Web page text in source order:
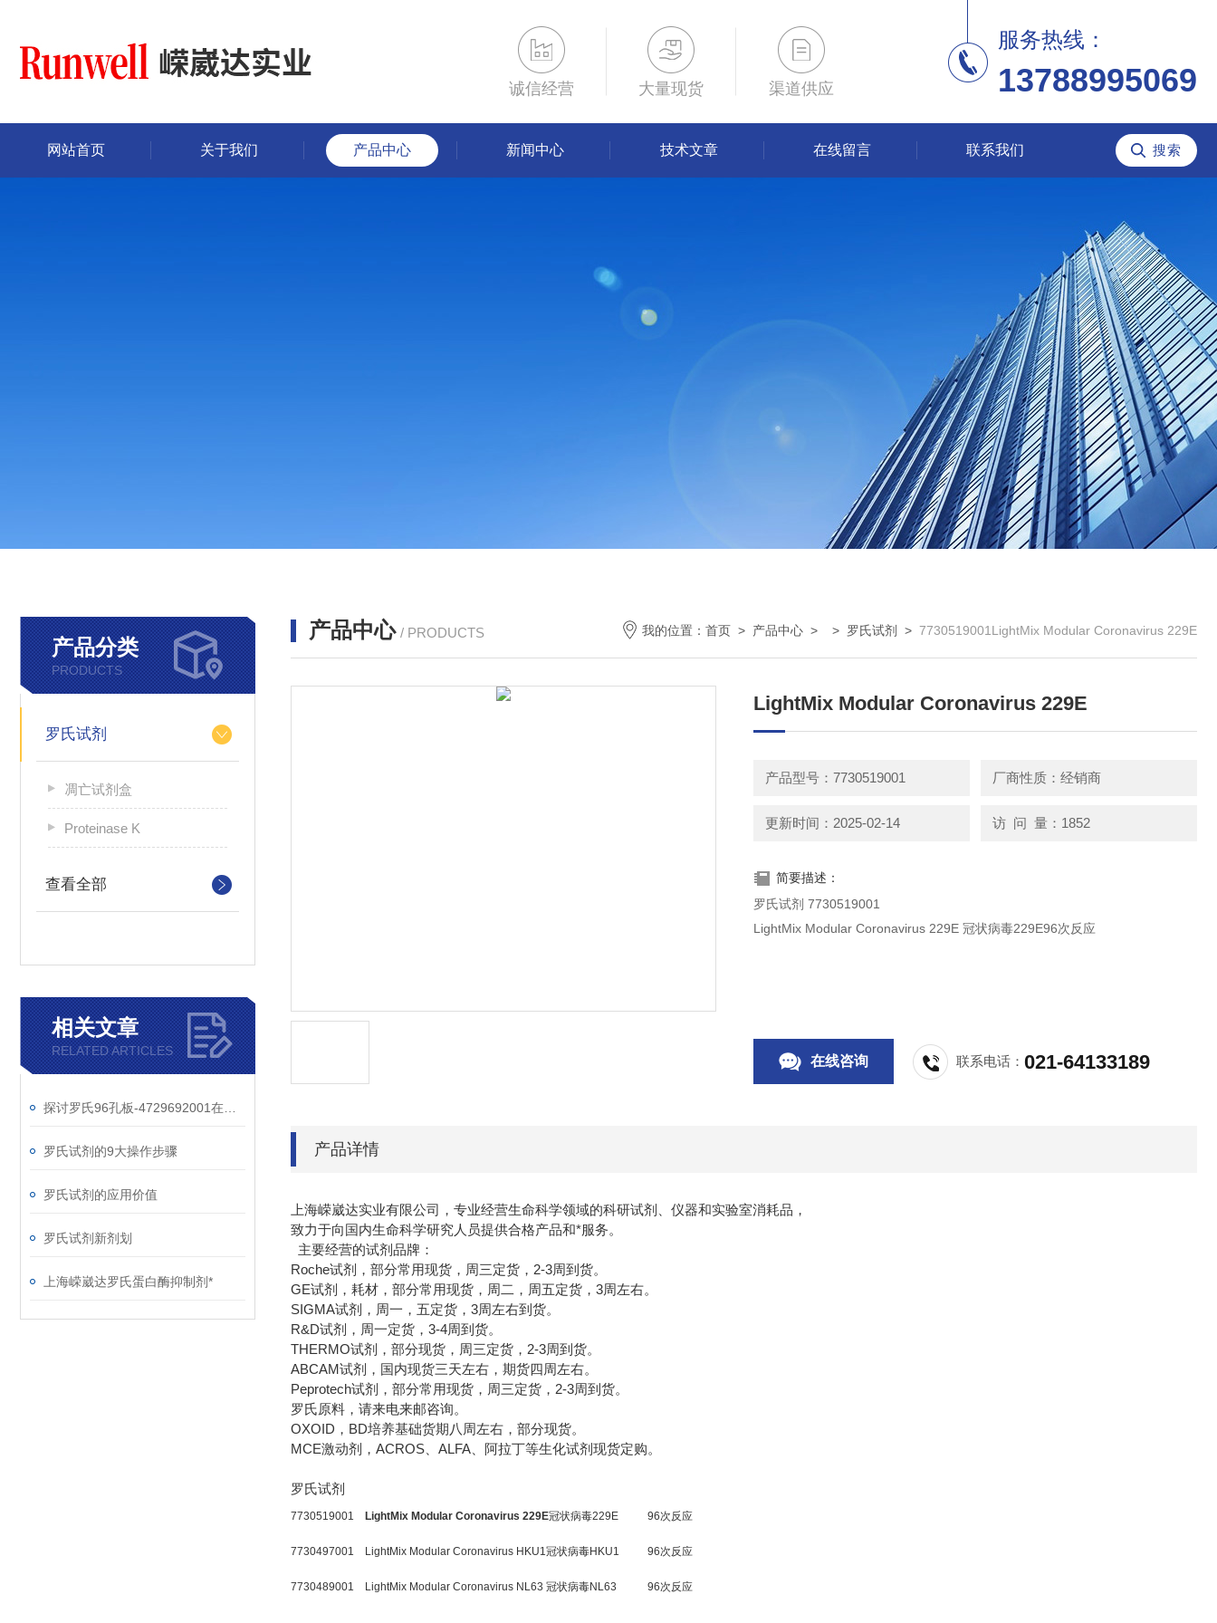
诚信经营 大量现货 渠道供应
服务热线：
13788995069
网站首页 关于我们 产品中心 新闻中心 技术文章 在线留言 联系我们
产品分类
PRODUCTS
罗氏试剂
凋亡试剂盒
Proteinase K
查看全部
相关文章
RELATED ARTICLES
罗氏试剂的9大操作步骤
罗氏试剂的应用价值
罗氏试剂新剂划
上海嵘崴达罗氏蛋白酶抑制剂*
产品中心 / PRODUCTS 我的位置： 首页 > 产品中心 > > 罗氏试剂 > 7730519001LightMix Modular Coronavirus 229E
LightMix Modular Coronavirus 229E
产品型号：7730519001 厂商性质：经销商
更新时间：2025-02-14 访 问 量：1852
简要描述：
罗氏试剂 7730519001
LightMix Modular Coronavirus 229E 冠状病毒229E96次反应
在线咨询 联系电话：021-64133189
产品详情
上海嵘崴达实业有限公司，专业经营生命科学领域的科研试剂、仪器和实验室消耗品，
致力于向国内生命科学研究人员提供合格产品和*服务。
主要经营的试剂品牌：
Roche试剂，部分常用现货，周三定货，2-3周到货。
GE试剂，耗材，部分常用现货，周二，周五定货，3周左右。
SIGMA试剂，周一，五定货，3周左右到货。
R&D试剂，周一定货，3-4周到货。
THERMO试剂，部分现货，周三定货，2-3周到货。
ABCAM试剂，国内现货三天左右，期货四周左右。
Peprotech试剂，部分常用现货，周三定货，2-3周到货。
罗氏原料，请来电来邮咨询。
OXOID，BD培养基础货期八周左右，部分现货。
MCE激动剂，ACROS、ALFA、阿拉丁等生化试剂现货定购。
罗氏试剂
7730519001 LightMix Modular Coronavirus 229E冠状病毒229E 96次反应
7730497001 LightMix Modular Coronavirus HKU1冠状病毒HKU1 96次反应
7730489001 LightMix Modular Coronavirus NL63 冠状病毒NL63 96次反应